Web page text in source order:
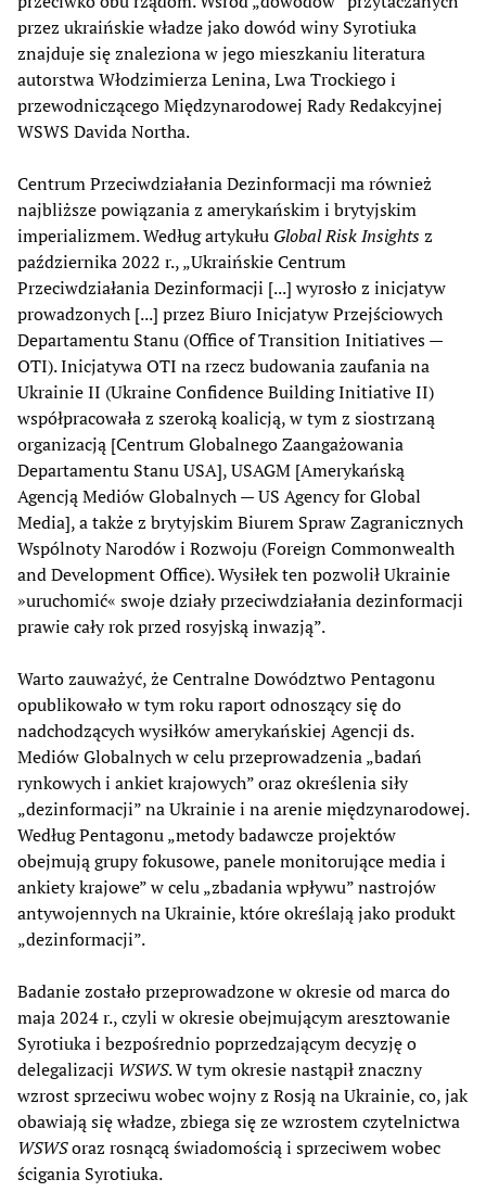
przez ukraińskie władze jako dowód winy Syrotiuka
znajduje się znaleziona w jego mieszkaniu literatura
autorstwa Włodzimierza Lenina, Lwa Trockiego i
przewodniczącego Międzynarodowej Rady Redakcyjnej
WSWS Davida Northa.
Centrum Przeciwdziałania Dezinformacji ma również
najbliższe powiązania z amerykańskim i brytyjskim
imperializmem. Według artykułu Global Risk Insightsz
października 2022 r., „Ukraińskie Centrum
Przeciwdziałania Dezinformacji [...] wyrosło z inicjatyw
prowadzonych [...] przez Biuro Inicjatyw Przejściowych
Departamentu Stanu (Office of Transition Initiatives —
OTI). Inicjatywa OTI na rzecz budowania zaufania na
Ukrainie II (Ukraine Confidence Building Initiative II)
współpracowała z szeroką koalicją, w tym z siostrzaną
organizacją [Centrum Globalnego Zaangażowania
Departamentu Stanu USA], USAGM [Amerykańską
Agencją Mediów Globalnych — US Agency for Global
Media], a także z brytyjskim Biurem Spraw Zagranicznych
Wspólnoty Narodów i Rozwoju (Foreign Commonwealth
and Development Office). Wysiłek ten pozwolił Ukrainie
»uruchomić« swoje działy przeciwdziałania dezinformacji
prawie cały rok przed rosyjską inwazją”.
Warto zauważyć, że Centralne Dowództwo Pentagonu
opublikowało w tym roku raport odnoszący się do
nadchodzących wysiłków amerykańskiej Agencji ds.
Mediów Globalnych w celu przeprowadzenia „badań
rynkowych i ankiet krajowych” oraz określenia siły
„dezinformacji” na Ukrainie i na arenie międzynarodowej.
Według Pentagonu „metody badawcze projektów
obejmują grupy fokusowe, panele monitorujące media i
ankiety krajowe” w celu „zbadania wpływu” nastrojów
antywojennych na Ukrainie, które określają jako produkt
„dezinformacji”.
Badanie zostało przeprowadzone w okresie od marca do
maja 2024 r., czyli w okresie obejmującym aresztowanie
Syrotiuka i bezpośrednio poprzedzającym decyzję o
delegalizacji WSWS. W tym okresie nastąpił znaczny
wzrost sprzeciwu wobec wojny z Rosją na Ukrainie, co, jak
obawiają się władze, zbiega się ze wzrostem czytelnictwa
WSWSoraz rosnącą świadomością i sprzeciwem wobec
ścigania Syrotiuka.